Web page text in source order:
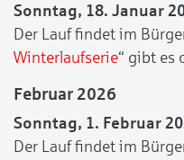
Sonntag, 18. Januar
Der Lauf findet im
Winterlaufserie“ gibt es
Februar 2026
Sonntag, 1. Februar
Der Lauf findet im